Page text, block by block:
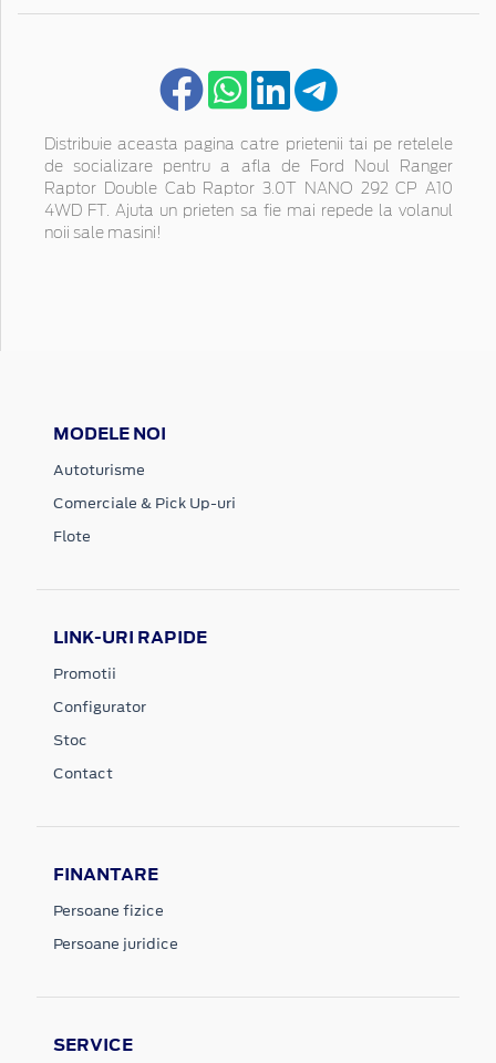
Distribuie aceasta pagina catre prietenii tai pe retelele
de socializare pentru a afla de Ford Noul Ranger
Raptor Double Cab Raptor 3.0T NANO 292 CP A10
4WD FT. Ajuta un prieten sa fie mai repede la volanul
noii sale masini!
MODELE NOI
Autoturisme
Comerciale & Pick Up-uri
Flote
LINK-URI RAPIDE
Promotii
Configurator
Stoc
Contact
FINANTARE
Persoane fizice
Persoane juridice
SERVICE